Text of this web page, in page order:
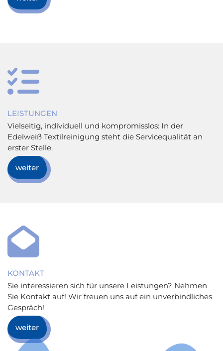

LEISTUNGEN
Vielseitig, individuell und kompromisslos: In der
Edelweiß Textilreinigung steht die Servicequalität an
erster Stelle.
weiter

KONTAKT
Sie interessieren sich für unsere Leistungen? Nehmen
Sie Kontakt auf! Wir freuen uns auf ein unverbindliches
Gespräch!
weiter